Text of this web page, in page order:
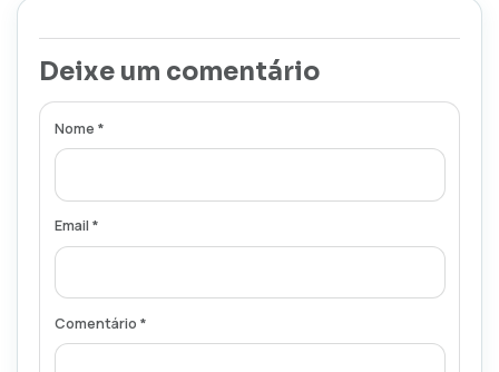
Deixe um comentário
Nome *
Email *
Comentário *